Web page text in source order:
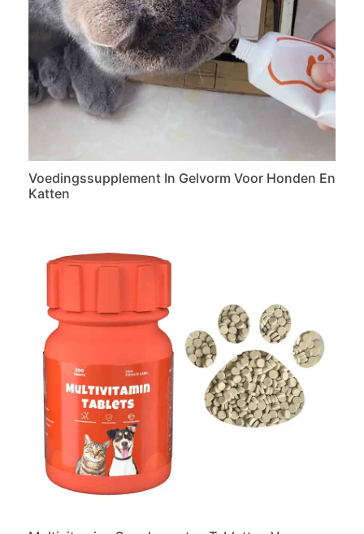
Voedingssupplement In Gelvorm Voor Honden En
Katten